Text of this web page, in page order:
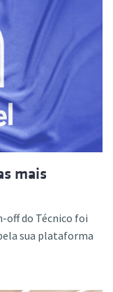
mais
off do Técnico foi
sua plataforma